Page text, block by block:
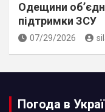
Одещини
підтримки ЗСУ
07/29/2026
Погода в